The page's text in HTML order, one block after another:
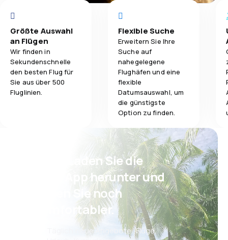
Größte Auswahl
an Flügen
Wir finden in
Sekundenschnelle
den besten Flug für
Sie aus über 500
Fluglinien.
Flexible Suche
Erweitern Sie Ihre
Suche auf
nahegelegene
Flughäfen und eine
flexible
Datumsauswahl, um
die günstigste
Option zu finden.
Psst! Laden Sie die
eSky App herunter und
reisen Sie noch
komfortabler.
Täglich neue Angebote: Flüge,